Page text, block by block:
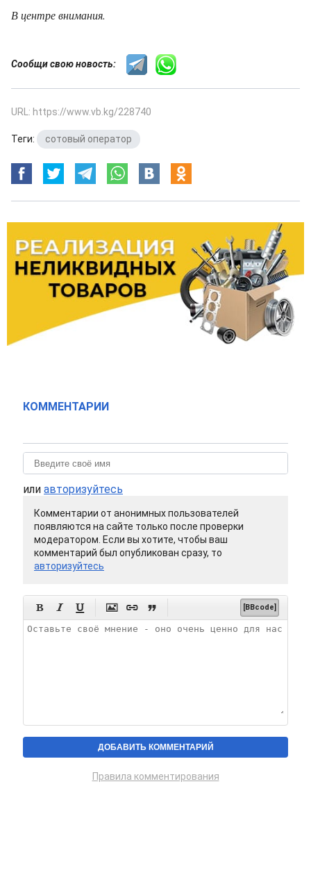
В центре внимания.
Сообщи свою новость:
URL: https://www.vb.kg/228740
Теги: сотовый оператор
КОММЕНТАРИИ
или авторизуйтесь
Комментарии от анонимных пользователей
появляются на сайте только после проверки
модератором. Если вы хотите, чтобы ваш
комментарий был опубликован сразу, то
авторизуйтесь
      [BBcode]
Правила комментирования